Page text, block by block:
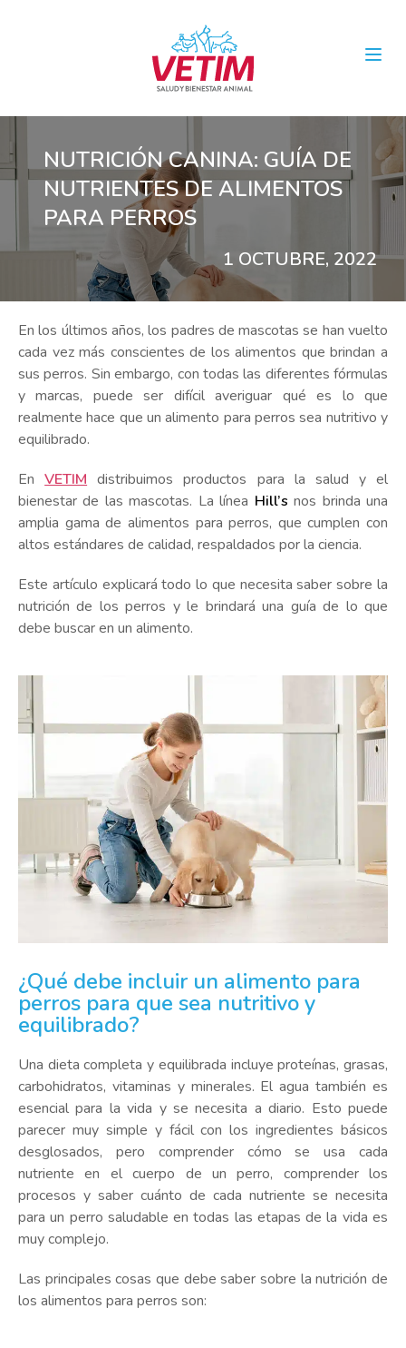
NUTRICIÓN CANINA: GUÍA DE
NUTRIENTES DE ALIMENTOS
PARA PERROS
1 OCTUBRE, 2022
En los últimos años, los padres de mascotas se han vuelto
cada vez más conscientes de los alimentos que brindan a
sus perros. Sin embargo, con todas las diferentes fórmulas
y marcas, puede ser difícil averiguar qué es lo que
realmente hace que un alimento para perros sea nutritivo y
equilibrado.
EnVETIM distribuimos productos para la salud y el
bienestar de las mascotas. La línea Hill’s nos brinda una
amplia gama de alimentos para perros, que cumplen con
altos estándares de calidad, respaldados por la ciencia.
Este artículo explicará todo lo que necesita saber sobre la
nutrición de los perros y le brindará una guía de lo que
debe buscar en un alimento.
¿Qué debe incluir un alimento para
perros para que sea nutritivo y
equilibrado?
Una dieta completa y equilibrada incluye proteínas, grasas,
carbohidratos, vitaminas y minerales. El agua también es
esencial para la vida y se necesita a diario. Esto puede
parecer muy simple y fácil con los ingredientes básicos
desglosados, pero comprender cómo se usa cada
nutriente en el cuerpo de un perro, comprender los
procesos y saber cuánto de cada nutriente se necesita
para un perro saludable en todas las etapas de la vida es
muy complejo.
Las principales cosas que debe saber sobre la nutrición de
los alimentos para perros son: